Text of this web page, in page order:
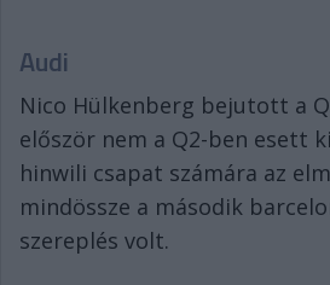
Audi
Nico Hülkenberg bejutott a
először nem a Q2-ben esett
hinwili csapat számára az
mindössze a második
szereplés volt.